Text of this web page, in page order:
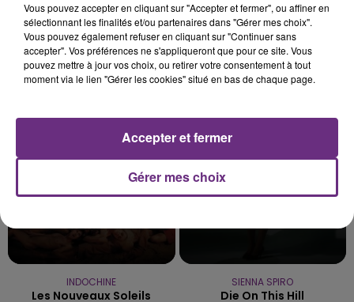
KATY PERRY
Hot N' Cold
TEDDY SWIMS
Mr Know It All
7h55
7h55
INDOCHINE
Les Nouveaux Soleils
7h52
7h52
SIENNA SPIRO
Die On This Hill
Vous pouvez accepter en cliquant sur "Accepter et fermer", ou affiner en
sélectionnant les finalités et/ou partenaires dans "Gérer mes choix".
Vous pouvez également refuser en cliquant sur "Continuer sans
accepter". Vos préférences ne s'appliqueront que pour ce site. Vous
pouvez mettre à jour vos choix, ou retirer votre consentement à tout
moment via le lien "Gérer les cookies" situé en bas de chaque page.
Gérer mes choix
Accepter et fermer